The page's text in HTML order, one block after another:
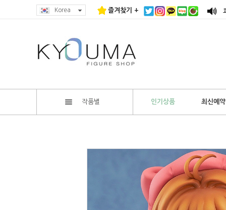
Korea 즐겨찾기 +
작품별 인기상품 최신예약